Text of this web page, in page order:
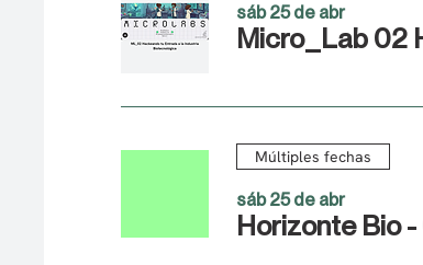
sáb 25 de abr
Micro_Lab 02
Múltiples fechas
sáb 25 de abr
Horizonte Bio -